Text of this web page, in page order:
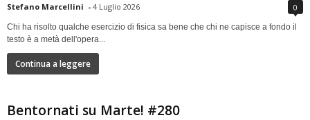
Stefano Marcellini - 4 Luglio 2026 0
Chi ha risolto qualche esercizio di fisica sa bene che chi ne capisce a fondo il
testo è a metà dell'opera...
Continua a leggere
Bentornati su Marte! #280